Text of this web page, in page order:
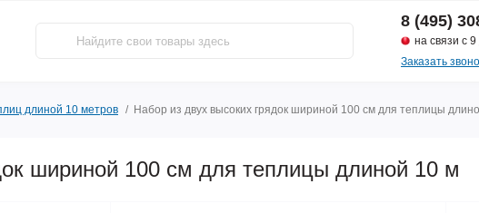
8 (495)
на связи с
Заказать
длиной 10 метров Набор из двух высоких грядок шириной 100 см для теплицы
шириной 100 см для теплицы длиной 10 м